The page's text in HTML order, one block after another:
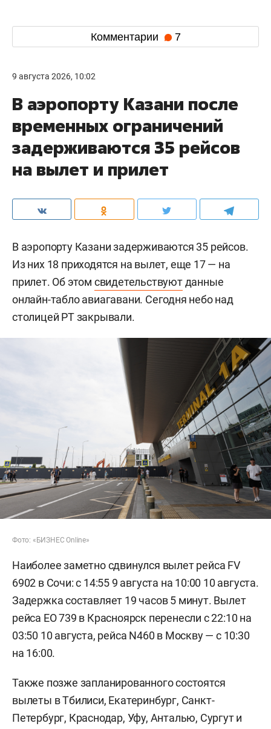
Комментарии 7
9 августа 2026, 10:02
В аэропорту Казани после
временных ограничений
задерживаются 35 рейсов
на вылет и прилет
В аэропорту Казани задерживаются 35 рейсов.
Из них 18 приходятся на вылет, еще 17 — на
прилет. Об этом свидетельствуютданные
онлайн-табло авиагавани. Сегодня небо над
столицей РТ закрывали.
Фото: «БИЗНЕС Online»
Наиболее заметно сдвинулся вылет рейса FV
6902 в Сочи: с 14:55 9 августа на 10:00 10 августа.
Задержка составляет 19 часов 5 минут. Вылет
рейса EO 739 в Красноярск перенесли с 22:10 на
03:50 10 августа, рейса N460 в Москву — с 10:30
на 16:00.
Также позже запланированного состоятся
вылеты в Тбилиси, Екатеринбург, Санкт-
Петербург, Краснодар, Уфу, Анталью, Сургут и